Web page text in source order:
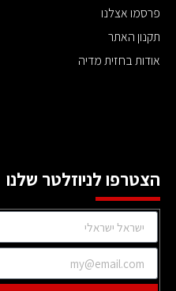
פרסמו אצלנו
תקנון האתר
אודות בחזית מדיה
הצטרפו לניוזלטר שלנו